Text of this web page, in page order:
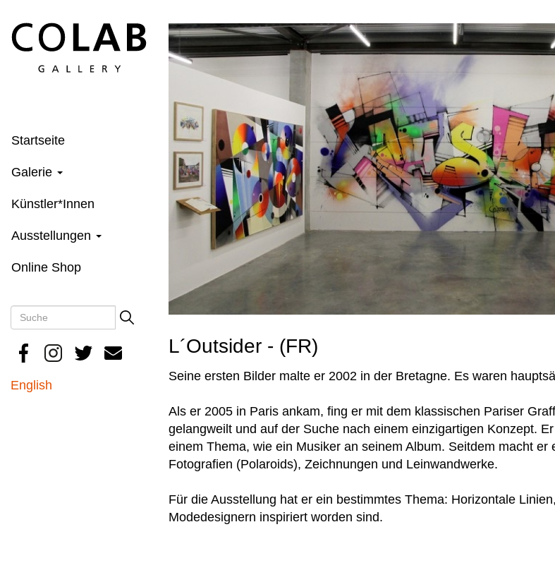
zum
Inhalt
Startseite
Galerie
Künstler*Innen
Ausstellungen
Online Shop
Search
Suche
English
L´Outsider - (FR)
Seine ersten Bilder malte er 2002 in der Bretagne. Es waren
Als er 2005 in Paris ankam, fing er mit dem klassischen Pariser
gelangweilt und auf der Suche nach einem einzigartigen Konzept.
einem Thema, wie ein Musiker an seinem Album. Seitdem macht er
Fotografien (Polaroids), Zeichnungen und Leinwandwerke.
Für die Ausstellung hat er ein bestimmtes Thema: Horizontale
Modedesignern inspiriert worden sind.